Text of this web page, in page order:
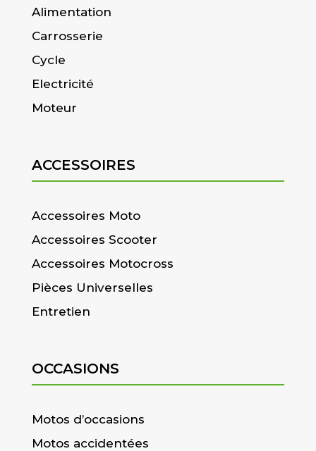
Alimentation
Carrosserie
Cycle
Electricité
Moteur
ACCESSOIRES
Accessoires Moto
Accessoires Scooter
Accessoires Motocross
Pièces Universelles
Entretien
OCCASIONS
Motos d’occasions
Motos accidentées